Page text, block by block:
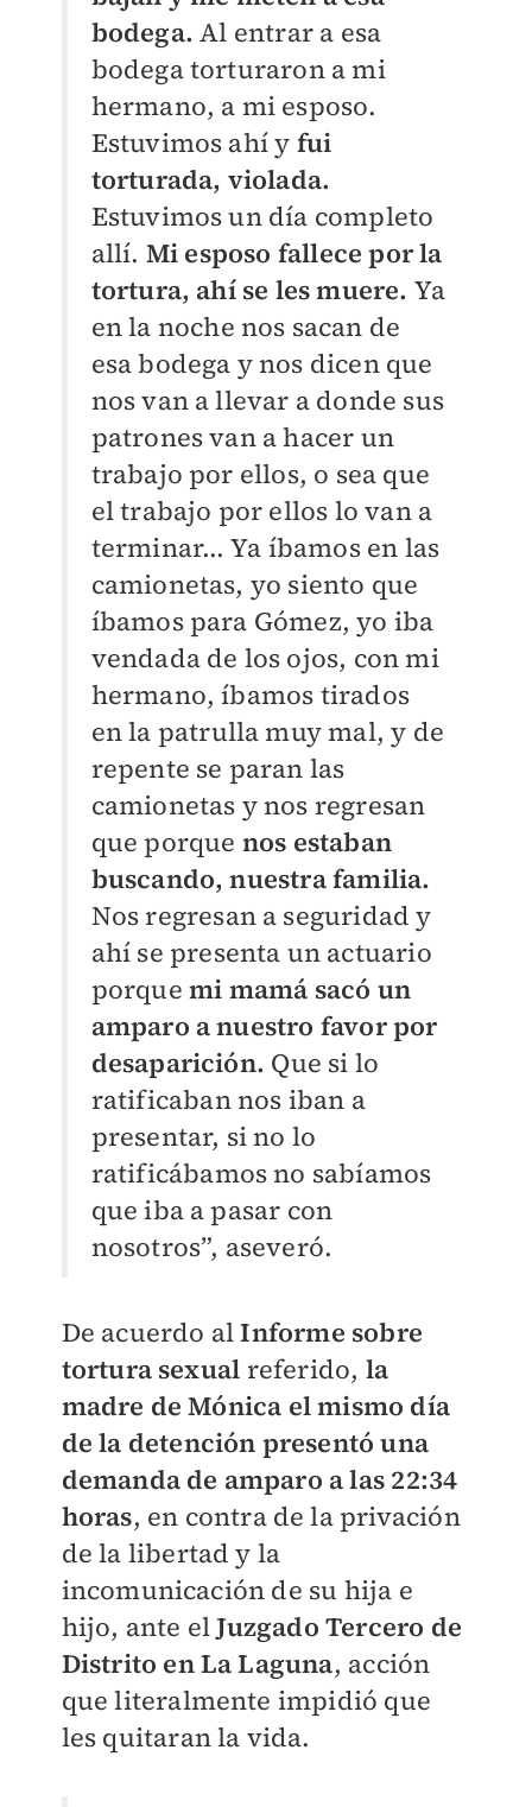
bodega.Al entrar a esa
bodega torturaron a mi
hermano, a mi esposo.
Estuvimos ahí y fui
torturada, violada.
Estuvimos un día completo
allí. Mi esposo fallece por la
tortura, ahí se les muere. Ya
en la noche nos sacan de
esa bodega y nos dicen que
nos van a llevar a donde sus
patrones van a hacer un
trabajo por ellos, o sea que
el trabajo por ellos lo van a
terminar... Ya íbamos en las
camionetas, yo siento que
íbamos para Gómez, yo iba
vendada de los ojos, con mi
hermano, íbamos tirados
en la patrulla muy mal, y de
repente se paran las
camionetas y nos regresan
que porque nos estaban
buscando, nuestra familia.
Nos regresan a seguridad y
ahí se presenta un actuario
porque mi mamá sacó un
amparo a nuestro favor por
desaparición. Que si lo
ratificaban nos iban a
presentar, si no lo
ratificábamos no sabíamos
que iba a pasar con
nosotros”, aseveró.
De acuerdo alInforme sobre
tortura sexual referido, la
madre de Mónica el mismo día
de la detención presentó una
demanda de amparo a las 22:34
horas, en contra de la privación
de la libertad y la
incomunicación de su hija e
hijo, ante elJuzgado Tercero de
Distrito en La Laguna, acción
que literalmente impidió que
les quitaran la vida.